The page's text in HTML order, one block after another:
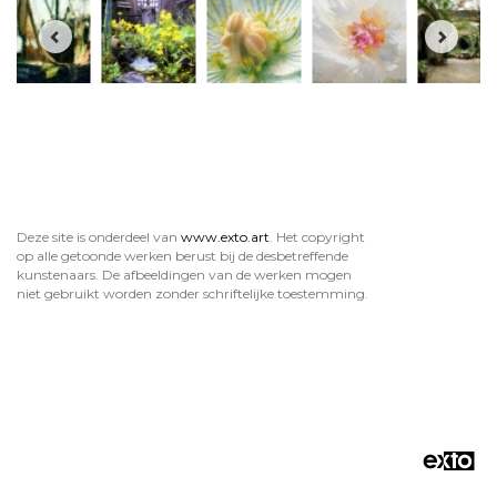
Deze site is onderdeel van www.exto.art. Het copyright
op alle getoonde werken berust bij de desbetreffende
kunstenaars. De afbeeldingen van de werken mogen
niet gebruikt worden zonder schriftelijke toestemming.